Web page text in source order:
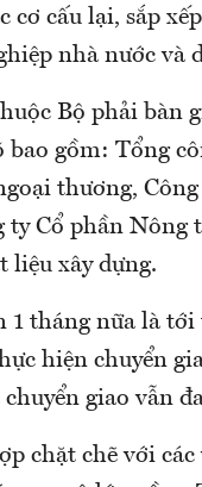
cơ cấu lại, sắp
nhà nước và
Bộ phải bàn
gồm: Tổng
thương,
Cổ phần Nông
liệu xây dựng.
1 tháng nữa là
hiện chuyển
giao vẫn
chặt chẽ với các